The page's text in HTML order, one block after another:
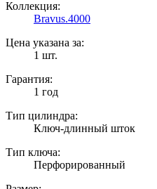
Коллекция:
Bravus.4000
Цена указана за:
1 шт.
Гарантия:
1 год
Тип цилиндра:
Ключ-длинный шток
Тип ключа:
Перфорированный